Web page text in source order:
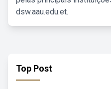
dsw.aau.edu.et.
Top Post